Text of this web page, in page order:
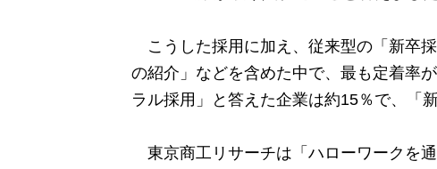
こうした採用に加え、従来型の「新卒
の紹介」などを含めた中で、最も定着率
ラル採用」と答えた企業は約15％で、「
東京商工リサーチは「ハローワークを